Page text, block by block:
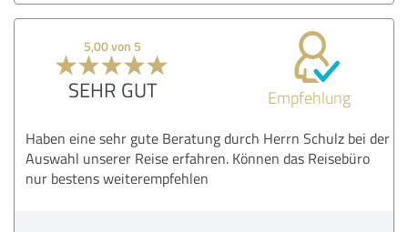
5,00 von 5
SEHR GUT Empfehlung
Haben eine sehr gute Beratung durch Herrn Schulz bei der
Auswahl unserer Reise erfahren. Können das Reisebüro
nur bestens weiterempfehlen